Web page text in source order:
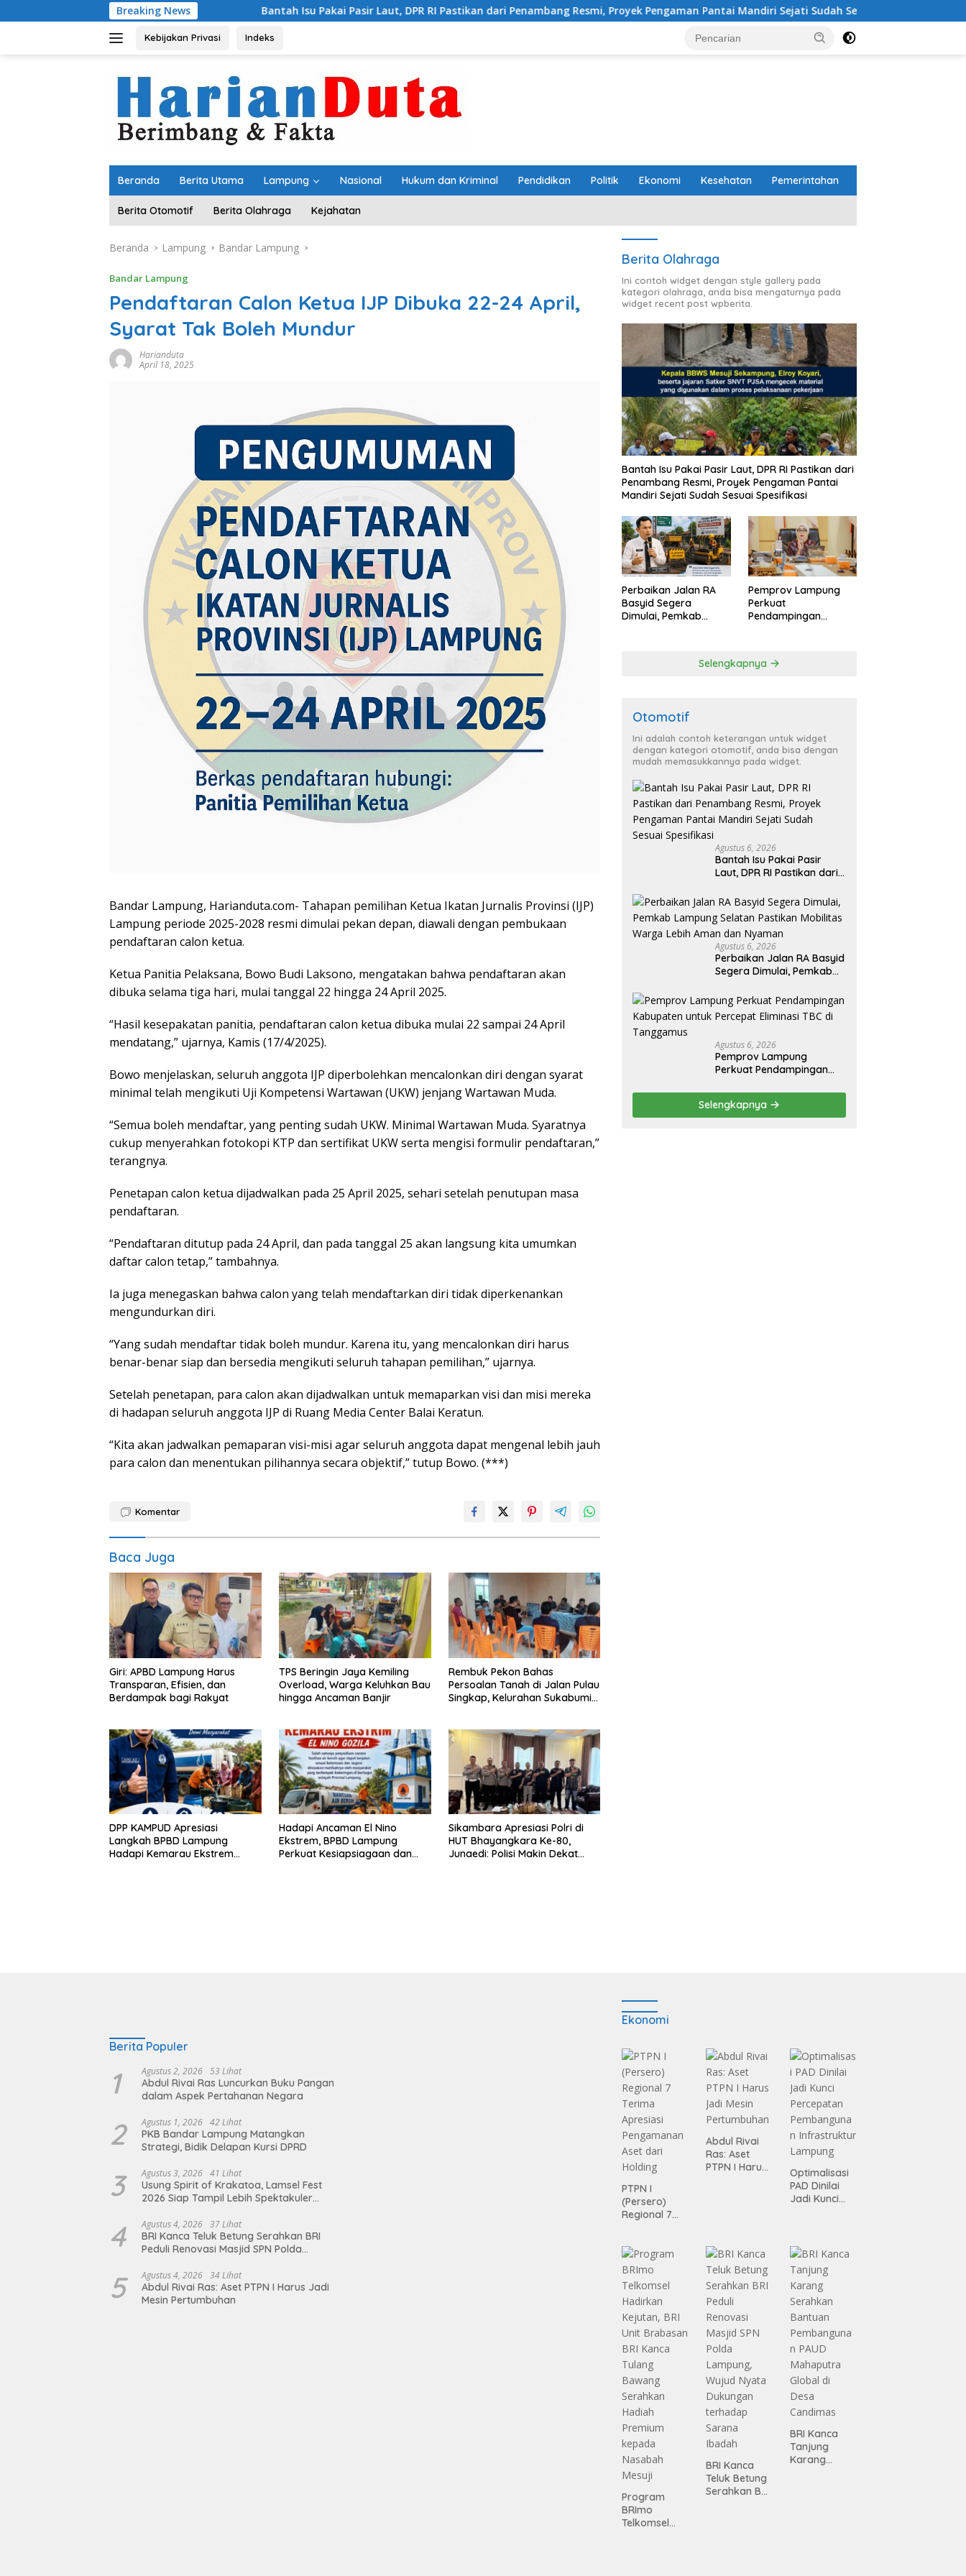
ke
Breaking NewsBantah Isu Pakai Pasir Laut, DPR RI Pastikan dari Penambang Resmi, Proyek Pengaman Pantai Mandiri Sejati Sudah Sesuai Spesifikasi
Kebijakan Privasi Indeks
Beranda Berita Utama Lampung Nasional Hukum dan Kriminal Pendidikan Politik Ekonomi Kesehatan Pemerintahan
Berita Otomotif Berita Olahraga Kejahatan
Beranda Lampung Bandar Lampung
Bandar Lampung
Pendaftaran Calon Ketua IJP Dibuka 22-24 April,
Syarat Tak Boleh Mundur
Harianduta
April 18, 2025
Bandar Lampung, Harianduta.com- Tahapan pemilihan Ketua Ikatan Jurnalis Provinsi (IJP)
Lampung periode 2025-2028 resmi dimulai pekan depan, diawali dengan pembukaan
pendaftaran calon ketua.
Ketua Panitia Pelaksana, Bowo Budi Laksono, mengatakan bahwa pendaftaran akan
dibuka selama tiga hari, mulai tanggal 22 hingga 24 April 2025.
“Hasil kesepakatan panitia, pendaftaran calon ketua dibuka mulai 22 sampai 24 April
mendatang,” ujarnya, Kamis (17/4/2025).
Bowo menjelaskan, seluruh anggota IJP diperbolehkan mencalonkan diri dengan syarat
minimal telah mengikuti Uji Kompetensi Wartawan (UKW) jenjang Wartawan Muda.
“Semua boleh mendaftar, yang penting sudah UKW. Minimal Wartawan Muda. Syaratnya
cukup menyerahkan fotokopi KTP dan sertifikat UKW serta mengisi formulir pendaftaran,”
terangnya.
Penetapan calon ketua dijadwalkan pada 25 April 2025, sehari setelah penutupan masa
pendaftaran.
“Pendaftaran ditutup pada 24 April, dan pada tanggal 25 akan langsung kita umumkan
daftar calon tetap,” tambahnya.
Ia juga menegaskan bahwa calon yang telah mendaftarkan diri tidak diperkenankan
mengundurkan diri.
“Yang sudah mendaftar tidak boleh mundur. Karena itu, yang mencalonkan diri harus
benar-benar siap dan bersedia mengikuti seluruh tahapan pemilihan,” ujarnya.
Setelah penetapan, para calon akan dijadwalkan untuk memaparkan visi dan misi mereka
di hadapan seluruh anggota IJP di Ruang Media Center Balai Keratun.
“Kita akan jadwalkan pemaparan visi-misi agar seluruh anggota dapat mengenal lebih jauh
para calon dan menentukan pilihannya secara objektif,” tutup Bowo. (***)
Komentar
Baca Juga
Giri: APBD Lampung Harus
Transparan, Efisien, dan
Berdampak bagi Rakyat
TPS Beringin Jaya Kemiling
Overload, Warga Keluhkan Bau
hingga Ancaman Banjir
Rembuk Pekon Bahas
Persoalan Tanah di Jalan Pulau
Singkap, Kelurahan Sukabumi
DPP KAMPUD Apresiasi
Langkah BPBD Lampung
Hadapi Kemarau Ekstrem
Hadapi Ancaman El Nino
Ekstrem, BPBD Lampung
Perkuat Kesiapsiagaan dan
Sikambara Apresiasi Polri di
HUT Bhayangkara Ke-80,
Junaedi: Polisi Makin Dekat
Berita Olahraga
Ini contoh widget dengan style gallery pada
kategori olahraga, anda bisa mengaturnya pada
widget recent post wpberita.
Bantah Isu Pakai Pasir Laut, DPR RI Pastikan dari
Penambang Resmi, Proyek Pengaman Pantai
Mandiri Sejati Sudah Sesuai Spesifikasi
Perbaikan Jalan RA
Basyid Segera
Dimulai, Pemkab
Pemprov Lampung
Perkuat
Pendampingan
Selengkapnya
Otomotif
Ini adalah contoh keterangan untuk widget
dengan kategori otomotif, anda bisa dengan
mudah memasukkannya pada widget.
Agustus 6, 2026
Bantah Isu Pakai Pasir
Laut, DPR RI Pastikan dari
Pengaman Pantai Mandiri
Sejati Sudah Sesuai
Spesifikasi
Agustus 6, 2026
Perbaikan Jalan RA Basyid
Segera Dimulai, Pemkab
Mobilitas Warga Lebih
Aman dan Nyaman
Agustus 6, 2026
Pemprov Lampung
Perkuat Pendampingan
Eliminasi TBC di
Tanggamus
Selengkapnya
Berita Populer
1 Agustus 2, 2026 53 Lihat
Abdul Rivai Ras Luncurkan Buku Pangan
dalam Aspek Pertahanan Negara
2 Agustus 1, 2026 42 Lihat
PKB Bandar Lampung Matangkan
Strategi, Bidik Delapan Kursi DPRD
3 Agustus 3, 2026 41 Lihat
Usung Spirit of Krakatoa, Lamsel Fest
2026 Siap Tampil Lebih Spektakuler
Artis Ibu Kota
4 Agustus 4, 2026 37 Lihat
BRI Kanca Teluk Betung Serahkan BRI
Peduli Renovasi Masjid SPN Polda
terhadap Sarana Ibadah
5 Agustus 4, 2026 34 Lihat
Abdul Rivai Ras: Aset PTPN I Harus Jadi
Mesin Pertumbuhan
Ekonomi
PTPN I
(Persero)
Regional 7
Pengamanan
Aset dari
Holding
Abdul Rivai
Ras: Aset
PTPN I Harus
Optimalisasi
PAD Dinilai
Jadi Kunci
Infrastruktur
Lampung
Program
BRImo
Telkomsel
BRI Kanca
Teluk Betung
Serahkan BRI
BRI Kanca
Tanjung
Karang